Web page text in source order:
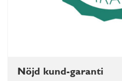
Nöjd kund-garanti